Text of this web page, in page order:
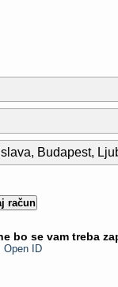
bo se vam treba
Open ID